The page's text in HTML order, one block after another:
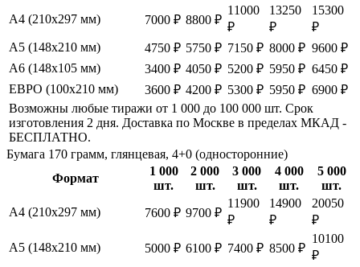
А4 (210х297 мм)
7000 ₽ 8800 ₽
11000
₽
13250
₽
15300
₽
А5 (148х210 мм)
4750 ₽ 5750 ₽ 7150 ₽ 8000 ₽ 9600 ₽
А6 (148х105 мм)
3400 ₽ 4050 ₽ 5200 ₽ 5950 ₽ 6450 ₽
ЕВРО (100х210 мм)
3600 ₽ 4200 ₽ 5300 ₽ 5950 ₽ 6900 ₽
Возможны любые тиражи от 1 000 до 100 000 шт. Срок
изготовления 2 дня. Доставка по Москве в пределах МКАД -
БЕСПЛАТНО.
Бумага 170 грамм, глянцевая, 4+0 (односторонние)
Формат
1 000
шт.
2 000
шт.
3 000
шт.
4 000
шт.
5 000
шт.
А4 (210х297 мм)
7600 ₽ 9700 ₽
11900
₽
14900
₽
20050
₽
А5 (148х210 мм)
5000 ₽ 6100 ₽ 7400 ₽ 8500 ₽
10100
₽